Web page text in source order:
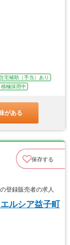
宅補助（手当）あり
積極採用中
がある
保存する
登録販売者の求人
ルシア益子町